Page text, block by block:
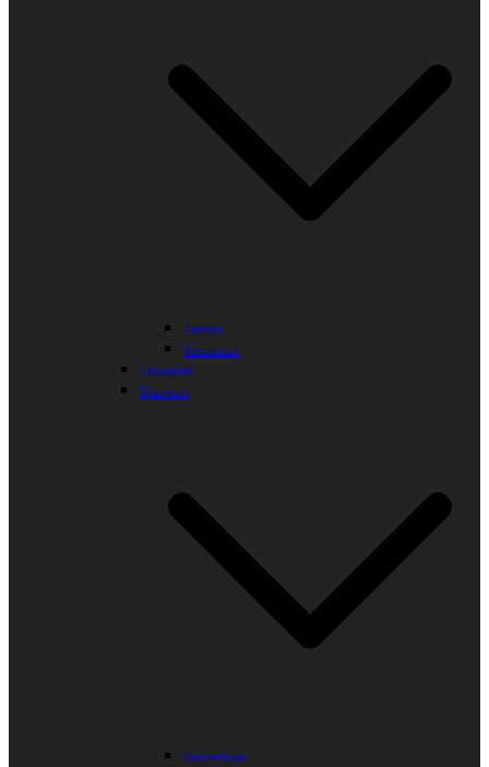
Tessin
Verzasca
Slowakei
Spanien
Barcelona